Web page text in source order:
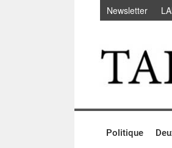
Passer au contenu
Newsletter
Politique